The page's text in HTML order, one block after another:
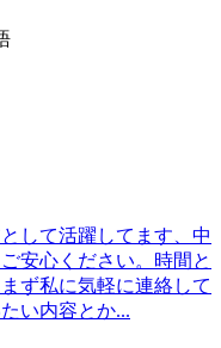
して活躍してます、中
安心ください。時間と
ず私に気軽に連絡して
い内容とか...